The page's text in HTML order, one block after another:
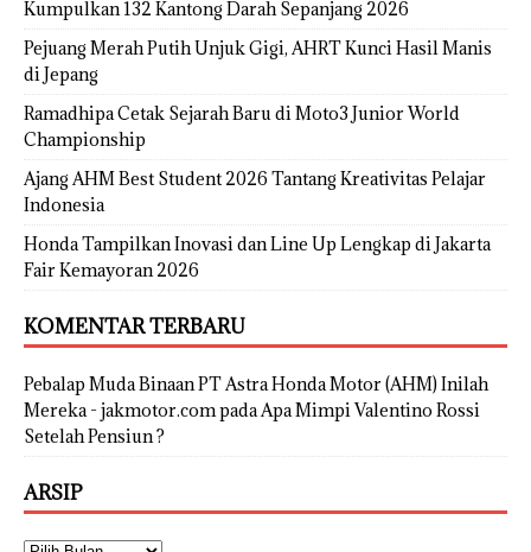
Kumpulkan 132 Kantong Darah Sepanjang 2026
Pejuang Merah Putih Unjuk Gigi, AHRT Kunci Hasil Manis
di Jepang
Ramadhipa Cetak Sejarah Baru di Moto3 Junior World
Championship
Ajang AHM Best Student 2026 Tantang Kreativitas Pelajar
Indonesia
Honda Tampilkan Inovasi dan Line Up Lengkap di Jakarta
Fair Kemayoran 2026
KOMENTAR TERBARU
Pebalap Muda Binaan PT Astra Honda Motor (AHM) Inilah
Mereka - jakmotor.compada Apa Mimpi Valentino Rossi
Setelah Pensiun ?
ARSIP